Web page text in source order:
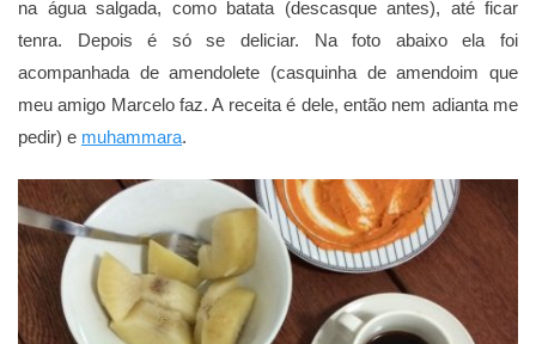
na água salgada, como batata (descasque antes), até ficar
tenra. Depois é só se deliciar. Na foto abaixo ela foi
acompanhada de amendolete (casquinha de amendoim que
meu amigo Marcelo faz. A receita é dele, então nem adianta me
pedir) e muhammara.